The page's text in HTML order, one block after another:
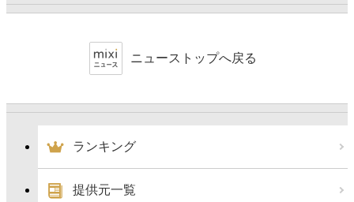
ニューストップへ戻る
ランキング
提供元一覧